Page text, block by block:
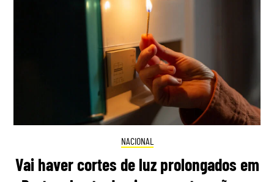
NACIONAL
Vai haver cortes de luz prolongados em